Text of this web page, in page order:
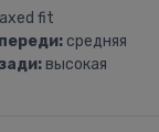
fit
средняя
высокая